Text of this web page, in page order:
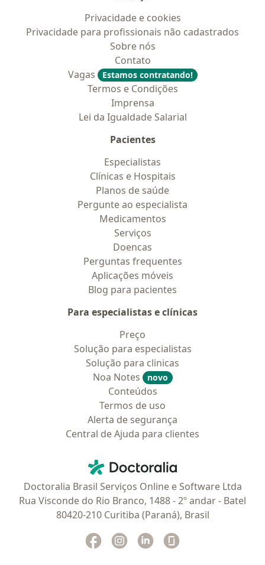
Privacidade e cookies
Privacidade para profissionais não cadastrados
Sobre nós
Contato
Vagas
Estamos contratando!
Termos e Condições
Imprensa
Lei da Igualdade Salarial
Pacientes
Especialistas
Clínicas e Hospitais
Planos de saúde
Pergunte ao especialista
Medicamentos
Serviços
Doencas
Perguntas frequentes
Aplicações móveis
Blog para pacientes
Para especialistas e clínicas
Preço
Solução para especialistas
Solução para clinicas
Noa Notes
novo
Conteúdos
Termos de uso
Alerta de segurança
Central de Ajuda para clientes
Doctoralia - Homepage
Doctoralia Brasil Serviços Online e Software Ltda
Rua Visconde do Rio Branco, 1488 - 2º andar - Batel
80420-210 Curitiba (Paraná), Brasil
Facebook
abre num novo separador
Instagram
abre num novo separador
Linkedin
abre num novo